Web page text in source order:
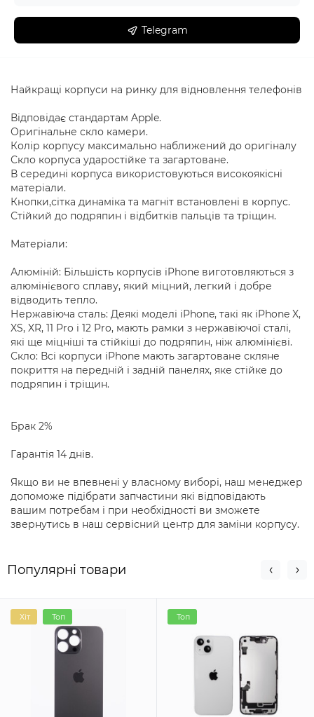
Telegram
Найкращі корпуси на ринку для відновлення телефонів
Відповідає стандартам Apple.
Оригінальне скло камери.
Колір корпусу максимально наближений до оригіналу
Скло корпуса ударостійке та загартоване.
В середині корпуса використовуються високоякісні
матеріали.
Кнопки,сітка динаміка та магніт встановлені в корпус.
Стійкий до подряпин і відбитків пальців та тріщин.
Матеріали:
Алюміній: Більшість корпусів iPhone виготовляються з
алюмінієвого сплаву, який міцний, легкий і добре
відводить тепло.
Нержавіюча сталь: Деякі моделі iPhone, такі як iPhone X,
XS, XR, 11 Pro і 12 Pro, мають рамки з нержавіючої сталі,
які ще міцніші та стійкіші до подряпин, ніж алюмінієві.
Скло: Всі корпуси iPhone мають загартоване скляне
покриття на передній і задній панелях, яке стійке до
подряпин і тріщин.
Брак 2%
Гарантія 14 днів.
Якщо ви не впевнені у власному виборі, наш менеджер
допоможе підібрати запчастини які відповідають
вашим потребам і при необхідності ви зможете
звернутись в наш сервісний центр для заміни корпусу.
Популярні товари
Хіт Топ Топ